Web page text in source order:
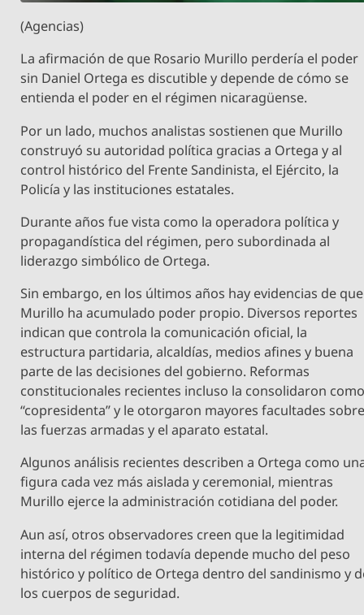
(Agencias)
La afirmación de que Rosario Murillo perdería el poder
sin Daniel Ortega es discutible y depende de cómo se
entienda el poder en el régimen nicaragüense.
Por un lado, muchos analistas sostienen que Murillo
construyó su autoridad política gracias a Ortega y al
control histórico del Frente Sandinista, el Ejército, la
Policía y las instituciones estatales.
Durante años fue vista como la operadora política y
propagandística del régimen, pero subordinada al
liderazgo simbólico de Ortega.
Sin embargo, en los últimos años hay evidencias de que
Murillo ha acumulado poder propio. Diversos reportes
indican que controla la comunicación oficial, la
estructura partidaria, alcaldías, medios afines y buena
parte de las decisiones del gobierno. Reformas
constitucionales recientes incluso la consolidaron
“copresidenta” y le otorgaron mayores facultades
las fuerzas armadas y el aparato estatal.
Algunos análisis recientes describen a Ortega como
figura cada vez más aislada y ceremonial, mientras
Murillo ejerce la administración cotidiana del poder.
Aun así, otros observadores creen que la legitimidad
interna del régimen todavía depende mucho del peso
histórico y político de Ortega dentro del sandinismo y
los cuerpos de seguridad.